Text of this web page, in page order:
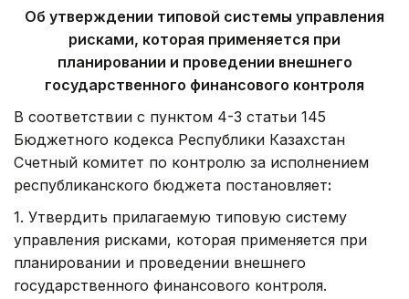
Об утверждении типовой системы управления
рисками, которая применяется при
планировании и проведении внешнего
государственного финансового контроля
В соответствии с пунктом 4-3 статьи 145
Бюджетного кодекса Республики Казахстан
Счетный комитет по контролю за исполнением
республиканского бюджета постановляет:
1. Утвердить прилагаемую типовую систему
управления рисками, которая применяется при
планировании и проведении внешнего
государственного финансового контроля.